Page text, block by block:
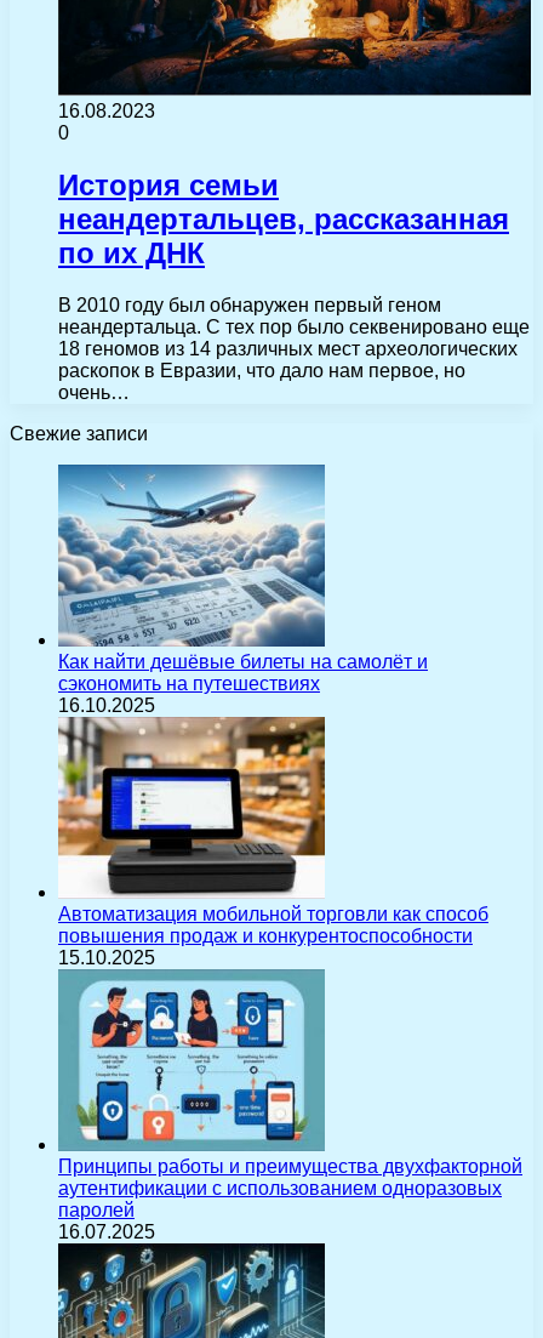
16.08.2023
0
История семьи
неандертальцев, рассказанная
по их ДНК
В 2010 году был обнаружен первый геном
неандертальца. С тех пор было секвенировано еще
18 геномов из 14 различных мест археологических
раскопок в Евразии, что дало нам первое, но
очень…
Свежие записи
Как найти дешёвые билеты на самолёт и
сэкономить на путешествиях
16.10.2025
Автоматизация мобильной торговли как способ
повышения продаж и конкурентоспособности
15.10.2025
Принципы работы и преимущества двухфакторной
аутентификации с использованием одноразовых
паролей
16.07.2025